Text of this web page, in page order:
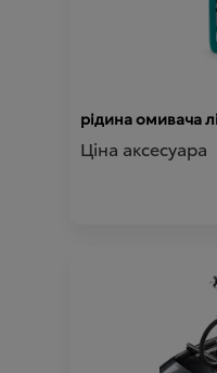
рідина омивача
Ціна аксесуара